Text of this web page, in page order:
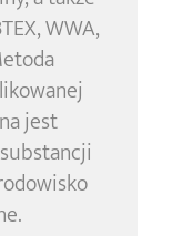
WWA,
jest